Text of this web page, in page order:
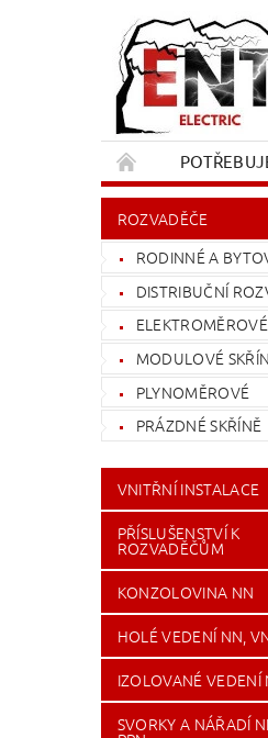
REKLAMACE A
ROZVADĚČE
RODINNÉ A
DISTRIBUČNÍ
ELEKTROMĚROVÉ
MODULOVÉ
PLYNOMĚROVÉ
PRÁZDNÉ SKŘÍNĚ
VNITŘNÍ INSTALACE
PŘÍSLUŠENSTVÍ K
ROZVADĚČŮM
KONZOLOVINA NN
HOLÉ VEDENÍ NN,
IZOLOVANÉ VEDENÍ
SVORKY A NÁŘADÍ